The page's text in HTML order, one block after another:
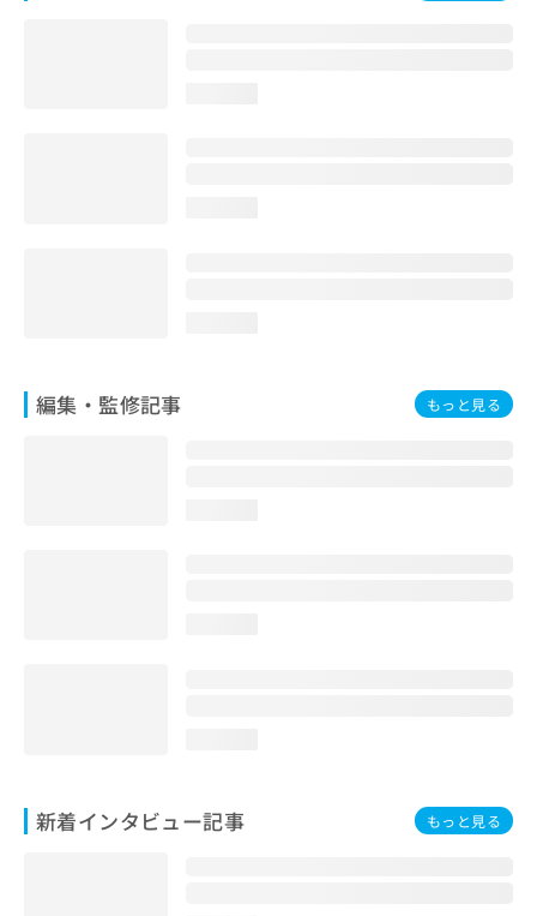
編集・監修記事 もっと見る
新着インタビュー記事 もっと見る